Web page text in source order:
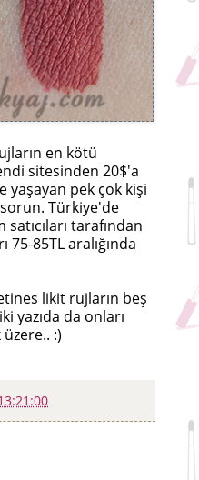
en kötü
sitesinden 20$'a
yaşayan pek çok kişi
Türkiye'de
tarafından
75-85TL aralığında
likit rujların beş
yazıda da onları
:)